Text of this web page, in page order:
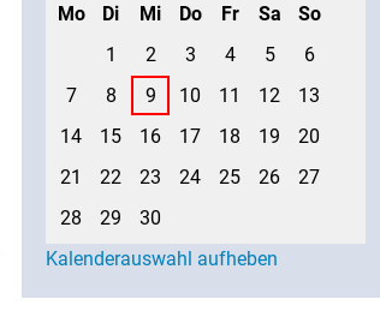
Mo
Di Mi Do Fr Sa
So
1
2 3 4 5
6
7
8 9 10 11 12
13
14
15 16 17 18 19
20
21
22 23 24 25 26
27
28
29
30
Kalenderauswahl aufheben